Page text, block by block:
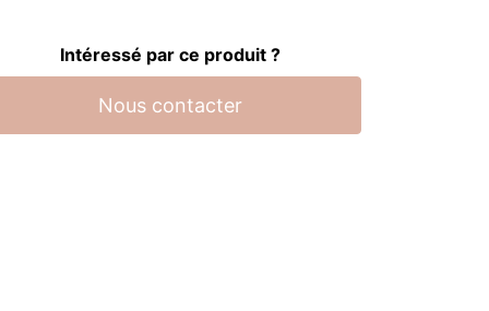
Intéressé par ce produit ?
Nous contacter